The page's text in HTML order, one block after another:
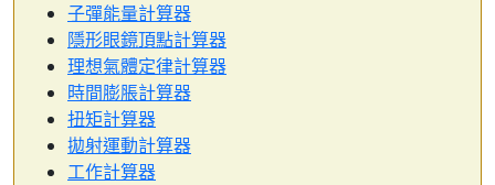
子彈能量計算器
隱形眼鏡頂點計算器
理想氣體定律計算器
時間膨脹計算器
扭矩計算器
拋射運動計算器
工作計算器